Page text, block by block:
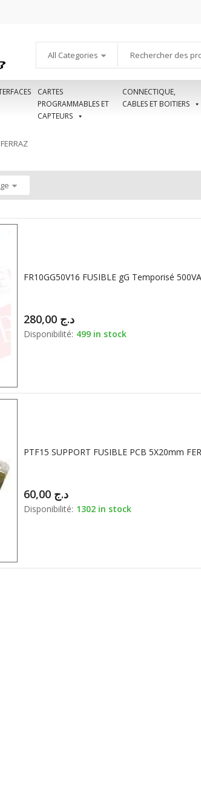
All Categories
CARTES
PROGRAMMABLES ET
CAPTEURS
CONNECTIQUE,
CABLES ET BOITIERS
FERRAZ
د.ج
Disponibilité: 499 in stock
PTF15 SUPPORT FUSIBLE PCB 5X20mm
د.ج
Disponibilité: 1302 in stock